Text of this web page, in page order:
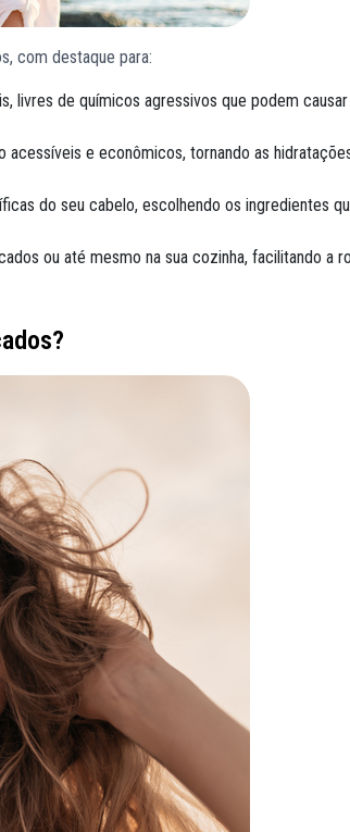
com destaque para:
livres de químicos agressivos que podem causar
e econômicos, tornando as
do seu cabelo, escolhendo os ingredientes
ou até mesmo na sua cozinha, facilitando a